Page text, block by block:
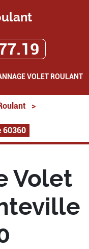
VOLET ROULANT
>
60360
Volet